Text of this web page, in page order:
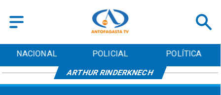
NACIONAL POLICIAL POLÍTICA
ARTHUR RINDERKNECH